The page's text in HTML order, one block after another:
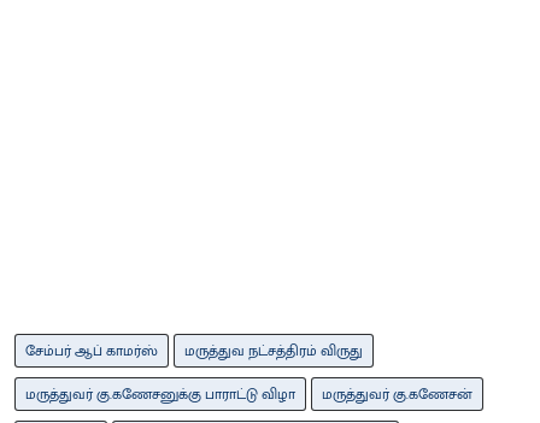
சேம்பர் ஆப் காமர்ஸ்
மருத்துவ நட்சத்திரம் விருது
மருத்துவர் கு.கணேசனுக்கு பாராட்டு விழா
மருத்துவர் கு.கணேசன்